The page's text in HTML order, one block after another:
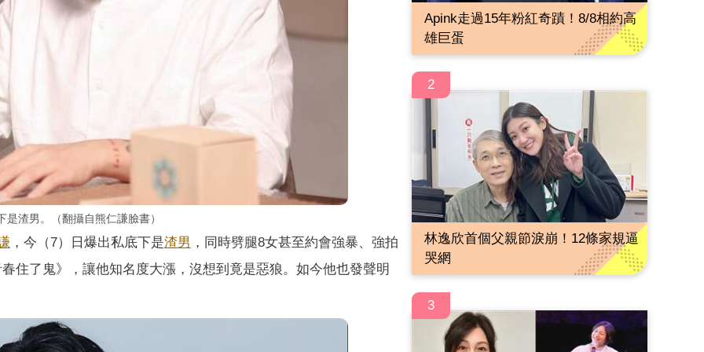
渣男。（翻攝自熊仁謙臉書）
，今（7）日爆出私底下是渣男 ，同時劈腿8女甚至約會強暴、強拍
住了鬼》，讓他知名度大漲，沒想到竟是惡狼。如今他也發聲明
Apink走過15年粉紅奇蹟！8/8相約高
雄巨蛋
2
林逸欣首個父親節淚崩！12條家規逼
哭網
3